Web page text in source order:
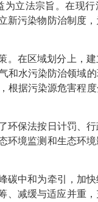
立法宗旨。在现行
新污染物防治制度
。在区域划分上，
和水污染防治领域的
根据污染源危害程
环保法按日计罚、
环境监测和生态环
碳中和为牵引，加
、减缓与适应并重，